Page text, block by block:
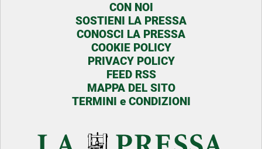
CON NOI
SOSTIENI LA PRESSA
CONOSCI LA PRESSA
COOKIE POLICY
PRIVACY POLICY
FEED RSS
MAPPA DEL SITO
TERMINI e CONDIZIONI